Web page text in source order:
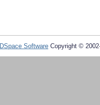
DSpace Software Copyright ©